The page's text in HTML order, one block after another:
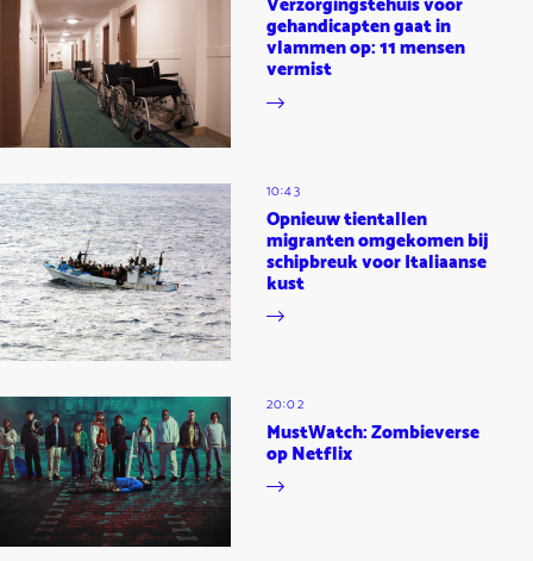
gehandicapten gaat in
vlammen op: 11 mensen
vermist
10:43
Opnieuw tientallen
migranten omgekomen bij
schipbreuk voor Italiaanse
kust
20:02
MustWatch: Zombieverse
op Netflix